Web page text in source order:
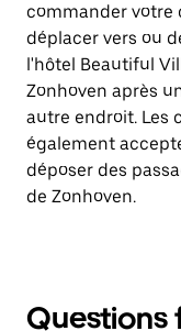
commander votre
déplacer vers ou
l'hôtel Beautiful
Zonhoven après
autre endroit. Les
également
déposer des
de Zonhoven.
Questions